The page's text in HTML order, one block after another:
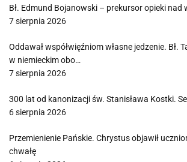
Bł. Edmund Bojanowski – prekursor opieki nad
7 sierpnia 2026
Oddawał współwięźniom własne jedzenie. Bł.
w niemieckim obo…
7 sierpnia 2026
300 lat od kanonizacji św. Stanisława Kostki.
6 sierpnia 2026
Przemienienie Pańskie. Chrystus objawił
chwałę